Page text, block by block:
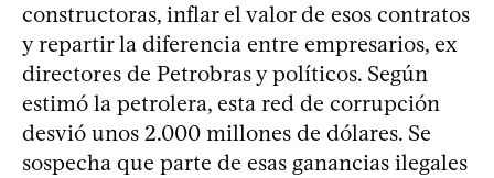
constructoras, inflar el valor de esos contratos
y repartir la diferencia entre empresarios, ex
directores de Petrobras y políticos. Según
estimó la petrolera, esta red de corrupción
desvió unos 2.000 millones de dólares. Se
sospecha que parte de esas ganancias ilegales